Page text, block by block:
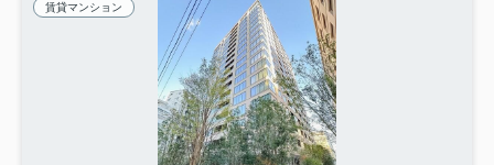
賃貸マンション